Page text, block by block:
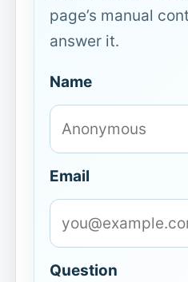
page’s manual
answer it.
Name
Email
Question